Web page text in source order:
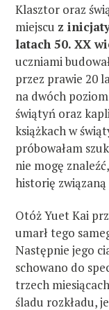
Klasztor oraz
miejscu z
latach 50. XX
uczniami
przez prawie 20
na dwóch
świątyń oraz
książkach w
próbowałam
nie mogę
historię
Otóż Yuet Kai
umarł tego
Następnie jego
schowano do
trzech
śladu rozkładu,